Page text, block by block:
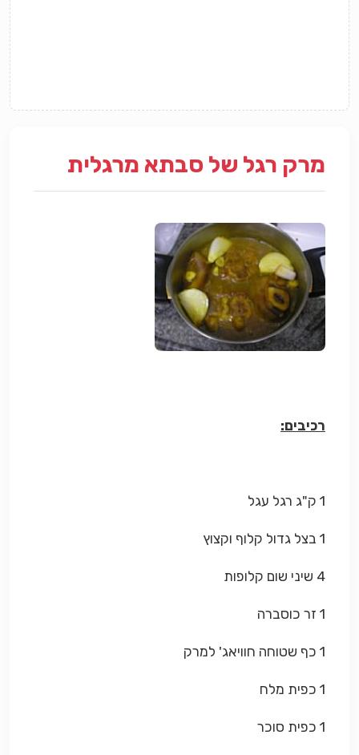
מרק רגל של סבתא מרגלית
רכיבים:
1 ק"ג רגל עגל
1 בצל גדול קלוף וקצוץ
4 שיני שום קלופות
1 זר כוסברה
1 כף שטוחה חוויאג' למרק
1 כפית מלח
1 כפית סוכר